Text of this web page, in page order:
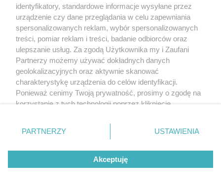
identyfikatory, standardowe informacje wysyłane przez
urządzenie czy dane przeglądania w celu zapewniania
spersonalizowanych reklam, wybór spersonalizowanych
treści, pomiar reklam i treści, badanie odbiorców oraz
ulepszanie usług. Za zgodą Użytkownika my i Zaufani
Partnerzy możemy używać dokładnych danych
geolokalizacyjnych oraz aktywnie skanować
charakterystykę urządzenia do celów identyfikacji.
Ponieważ cenimy Twoją prywatność, prosimy o zgodę na
korzystanie z tych technologii poprzez kliknięcie
zmienić/wycofać klikając przycisk ustawień prywatności
znajdujący się w lewym dolnym rogu strony
rodzaje przetwarzania danych nie wymagają zgody
użytkownika, ale masz prawo sprzeciwić się takiemu
przetwarzaniu. Preferencje będą miały zastosowanie tylko
PARTNERZY USTAWIENIA
Akceptuję